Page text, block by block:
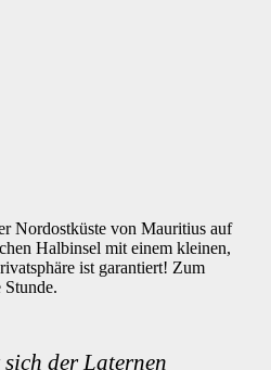
Nordostküste von Mauritius auf
Halbinsel mit einem kleinen,
ist garantiert! Zum
der Laternen